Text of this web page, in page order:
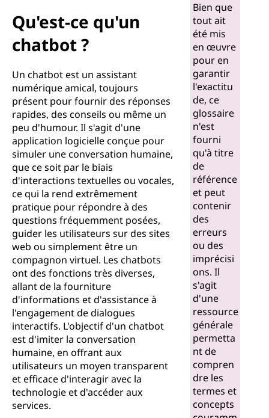
En savoir plus
Qu'est-ce qu'un
chatbot ?
Un chatbot est un assistant
numérique amical, toujours
présent pour fournir des réponses
rapides, des conseils ou même un
peu d'humour. Il s'agit d'une
application logicielle conçue pour
simuler une conversation humaine,
que ce soit par le biais
d'interactions textuelles ou vocales,
ce qui la rend extrêmement
pratique pour répondre à des
questions fréquemment posées,
guider les utilisateurs sur des sites
web ou simplement être un
compagnon virtuel. Les chatbots
ont des fonctions très diverses,
allant de la fourniture
d'informations et d'assistance à
l'engagement de dialogues
interactifs. L'objectif d'un chatbot
est d'imiter la conversation
humaine, en offrant aux
utilisateurs un moyen transparent
et efficace d'interagir avec la
technologie et d'accéder aux
services.
Bien que
tout ait
été mis
en œuvre
pour en
garantir
l'exactitu
de, ce
glossaire
n'est
fourni
qu'à titre
de
référence
et peut
contenir
des
erreurs
ou des
imprécisi
ons. Il
s'agit
d'une
ressource
générale
permetta
nt de
compren
dre les
termes et
concepts